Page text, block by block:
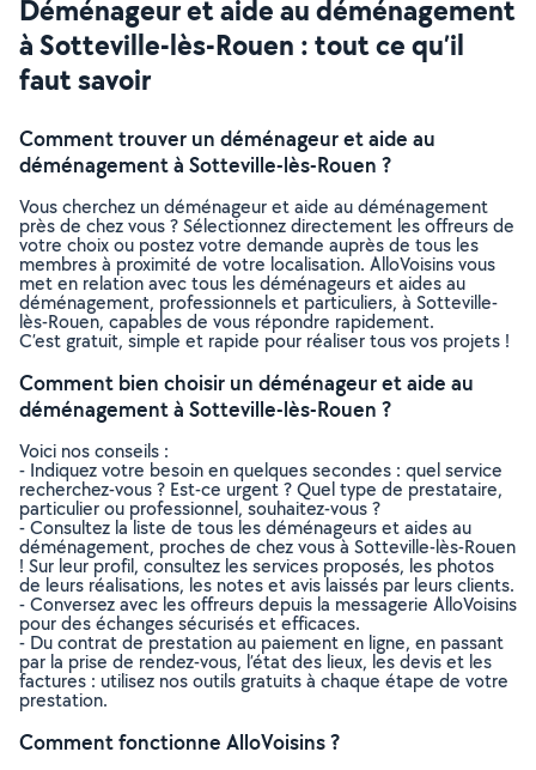
Déménageur et aide au déménagement
à Sotteville-lès-Rouen : tout ce qu’il
faut savoir
Comment trouver un déménageur et aide au
déménagement à Sotteville-lès-Rouen ?
Vous cherchez un déménageur et aide au déménagement
près de chez vous ? Sélectionnez directement les offreurs de
votre choix ou postez votre demande auprès de tous les
membres à proximité de votre localisation. AlloVoisins vous
met en relation avec tous les déménageurs et aides au
déménagement, professionnels et particuliers, à Sotteville-
lès-Rouen, capables de vous répondre rapidement.
C’est gratuit, simple et rapide pour réaliser tous vos projets !
Comment bien choisir un déménageur et aide au
déménagement à Sotteville-lès-Rouen ?
Voici nos conseils :
- Indiquez votre besoin en quelques secondes : quel service
recherchez-vous ? Est-ce urgent ? Quel type de prestataire,
particulier ou professionnel, souhaitez-vous ?
- Consultez la liste de tous les déménageurs et aides au
déménagement, proches de chez vous à Sotteville-lès-Rouen
! Sur leur profil, consultez les services proposés, les photos
de leurs réalisations, les notes et avis laissés par leurs clients.
- Conversez avec les offreurs depuis la messagerie AlloVoisins
pour des échanges sécurisés et efficaces.
- Du contrat de prestation au paiement en ligne, en passant
par la prise de rendez-vous, l’état des lieux, les devis et les
factures : utilisez nos outils gratuits à chaque étape de votre
prestation.
Comment fonctionne AlloVoisins ?